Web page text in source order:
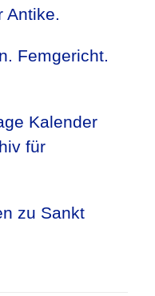
Antike.
Femgericht.
Kalender
für
zu Sankt